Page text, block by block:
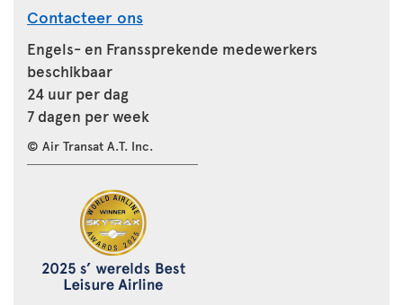
Contacteer ons
Engels- en Franssprekende medewerkers
beschikbaar
24 uur per dag
7 dagen per week
© Air Transat A.T. Inc.